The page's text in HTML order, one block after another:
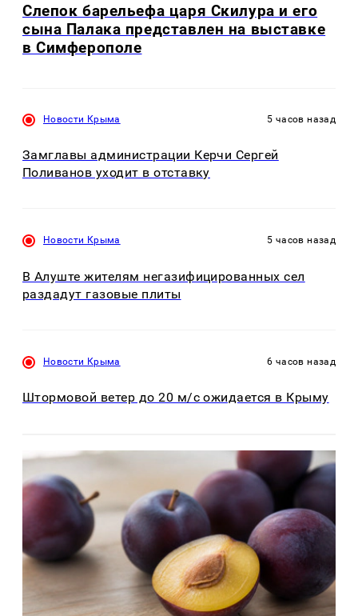
Слепок барельефа царя Скилура и его
сына Палака представлен на выставке
в Симферополе
Новости Крыма 5 часов назад
Замглавы администрации Керчи Сергей
Поливанов уходит в отставку
Новости Крыма 5 часов назад
В Алуште жителям негазифицированных сел
раздадут газовые плиты
Новости Крыма 6 часов назад
Штормовой ветер до 20 м/с ожидается в Крыму